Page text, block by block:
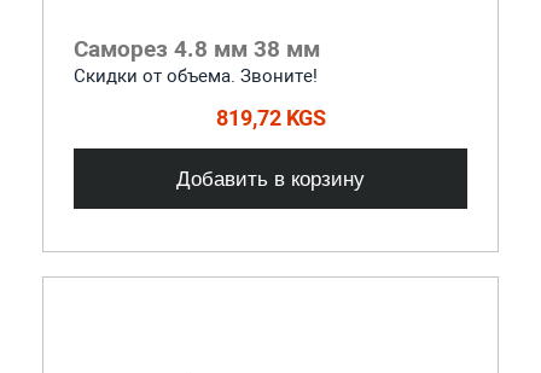
Саморез 4.8 мм 38 мм
Скидки от объема. Звоните!
819,72 KGS
Добавить в корзину